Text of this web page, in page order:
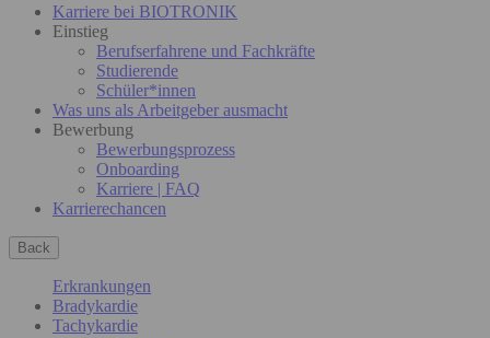
Karriere bei BIOTRONIK
Einstieg
Berufserfahrene und Fachkräfte
Studierende
Schüler*innen
Was uns als Arbeitgeber ausmacht
Bewerbung
Bewerbungsprozess
Onboarding
Karriere | FAQ
Karrierechancen
Back
Erkrankungen
Bradykardie
Tachykardie